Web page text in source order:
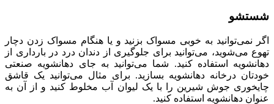
شستشو
اگر نمی‌توانید به خوبی مسواک بزنید و یا هنگام مسواک زدن دچار
تهوع می‌شوید، می‌توانید برای جلوگیری از دندان درد در بارداری از
دهانشویه استفاده کنید. شما می‌توانید به جای دهانشویه صنعتی
خودتان درخانه دهانشویه بسازید. برای مثال می‌توانید یک قاشق
چایخوری جوش شیرین را با یک لیوان آب مخلوط کنید و از آن به
عنوان دهانشویه استفاده کنید.